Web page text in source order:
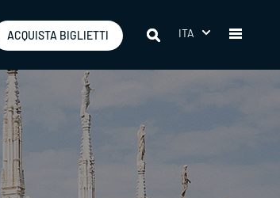
ACQUISTA BIGLIETTI ITA